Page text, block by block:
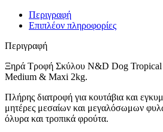
Περιγραφή
Επιπλέον πληροφορίες
Περιγραφή
Ξηρά Τροφή Σκύλου N&D Dog Tropical
Medium & Maxi 2kg.
Πλήρης διατροφή για κουτάβια και
μητέρες μεσαίων και μεγαλόσωμων
όλυρα και τροπικά φρούτα.